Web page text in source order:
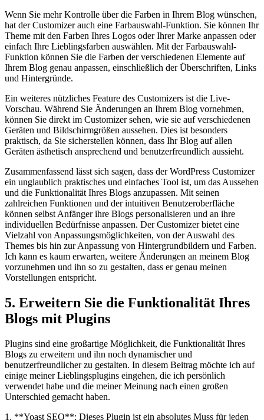
Wenn Sie mehr Kontrolle über die Farben in Ihrem Blog wünschen,
hat der Customizer auch eine Farbauswahl-Funktion. Sie können Ihr
Theme mit den Farben Ihres Logos oder Ihrer Marke anpassen oder
einfach Ihre Lieblingsfarben auswählen. Mit der Farbauswahl-
Funktion können Sie die Farben der verschiedenen Elemente auf
Ihrem Blog genau anpassen, einschließlich der Überschriften, Links
und Hintergründe.
Ein weiteres nützliches Feature des Customizers ist die Live-
Vorschau. Während Sie Änderungen an Ihrem Blog vornehmen,
können Sie direkt im Customizer sehen, wie sie auf verschiedenen
Geräten und Bildschirmgrößen aussehen. Dies ist besonders
praktisch, da Sie sicherstellen können, dass Ihr Blog auf allen
Geräten ästhetisch ansprechend und benutzerfreundlich aussieht.
Zusammenfassend lässt sich sagen, dass der WordPress Customizer
ein unglaublich praktisches und einfaches Tool ist, um das Aussehen
und die Funktionalität Ihres Blogs anzupassen. Mit seinen
zahlreichen Funktionen und der intuitiven Benutzeroberfläche
können selbst Anfänger ihre Blogs personalisieren und an ihre
individuellen Bedürfnisse anpassen. Der Customizer bietet eine
Vielzahl von Anpassungsmöglichkeiten, von der Auswahl des
Themes bis hin zur Anpassung von Hintergrundbildern und Farben.
Ich kann es kaum erwarten, weitere Änderungen an meinem Blog
vorzunehmen und ihn so zu gestalten, dass er genau meinen
Vorstellungen entspricht.
5. Erweitern Sie die Funktionalität Ihres
Blogs mit Plugins
Plugins sind eine großartige Möglichkeit, die Funktionalität Ihres
Blogs zu erweitern und ihn noch dynamischer und
benutzerfreundlicher zu gestalten. In diesem Beitrag möchte ich auf
einige meiner Lieblingsplugins eingehen, die ich persönlich
verwendet habe und die meiner Meinung nach einen großen
Unterschied gemacht haben.
1. **Yoast SEO**: Dieses Plugin ist ein absolutes Muss für jeden